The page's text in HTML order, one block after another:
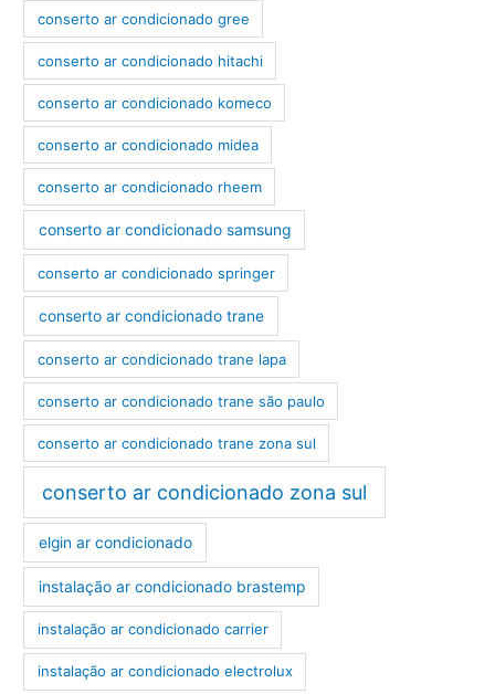
conserto ar condicionado gree
conserto ar condicionado hitachi
conserto ar condicionado komeco
conserto ar condicionado midea
conserto ar condicionado rheem
conserto ar condicionado samsung
conserto ar condicionado springer
conserto ar condicionado trane
conserto ar condicionado trane lapa
conserto ar condicionado trane são paulo
conserto ar condicionado trane zona sul
conserto ar condicionado zona sul
elgin ar condicionado
instalação ar condicionado brastemp
instalação ar condicionado carrier
instalação ar condicionado electrolux